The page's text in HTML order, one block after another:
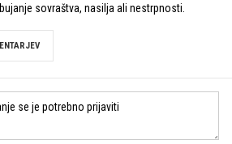
sovraštva, nasilja ali nestrpnosti.